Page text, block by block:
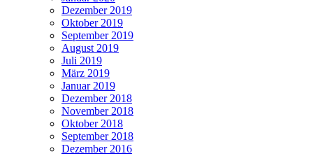
Dezember 2019
Oktober 2019
September 2019
August 2019
Juli 2019
März 2019
Januar 2019
Dezember 2018
November 2018
Oktober 2018
September 2018
Dezember 2016